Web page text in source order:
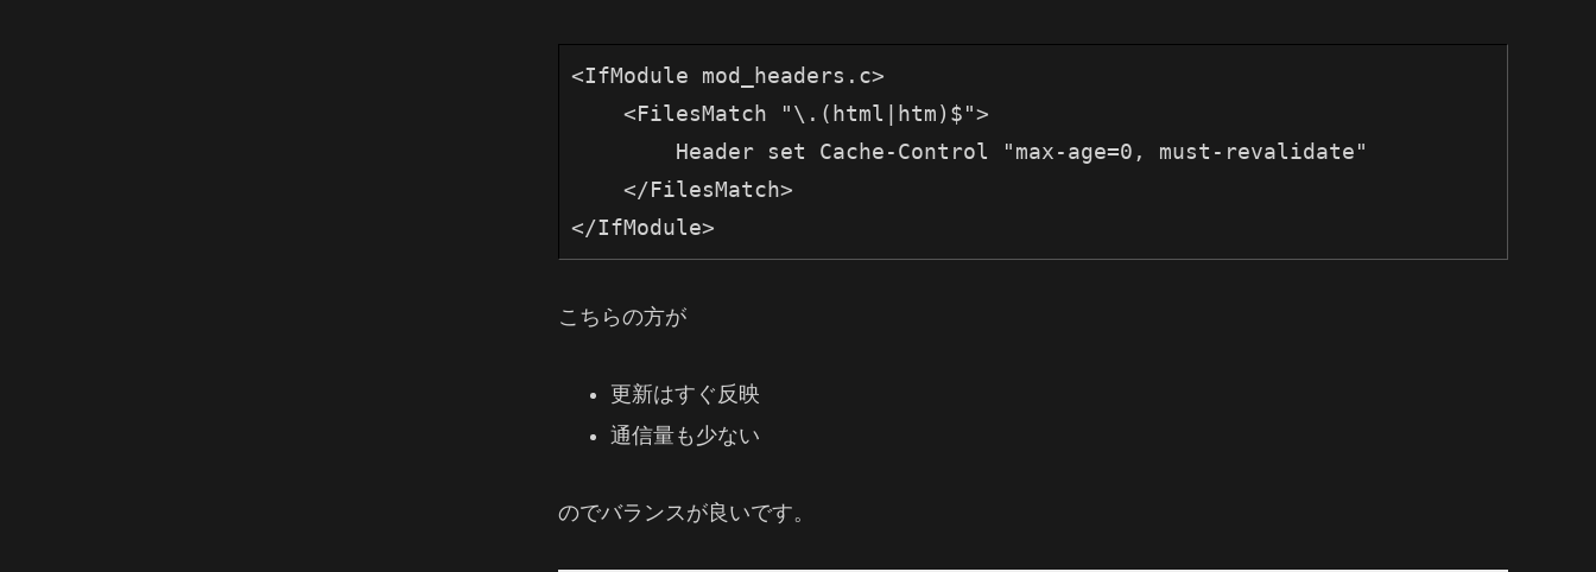
<IfModule mod_headers.c>
    <FilesMatch "\.(html|htm)$">
        Header set Cache-Control "max-age=0, must-revalidate"
    </FilesMatch>
</IfModule>
こちらの方が
更新はすぐ反映
通信量も少ない
のでバランスが良いです。